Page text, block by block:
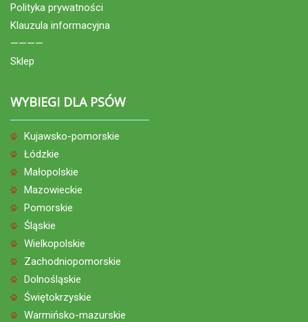
Polityka prywatności
Klauzula informacyjna
————
Sklep
WYBIEGI DLA PSÓW
Kujawsko-pomorskie
Łódzkie
Małopolskie
Mazowieckie
Pomorskie
Śląskie
Wielkopolskie
Zachodniopomorskie
Dolnośląskie
Świętokrzyskie
Warmińsko-mazurskie